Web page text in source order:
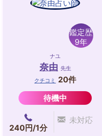
念 チャクラ チャネリン
鑑定歴
9年
ナユ
奈由 先生
クチコミ
20件
待機中
240円/1分
未対応